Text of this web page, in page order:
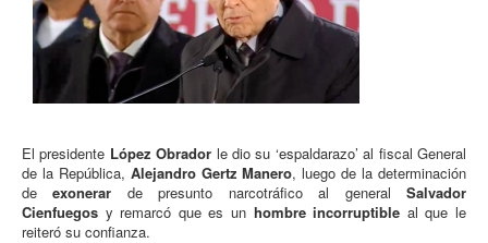
El presidente López Obrador le dio su ‘espaldarazo’ al fiscal General
de la República, Alejandro Gertz Manero, luego de la determinación
deexonerar de presunto narcotráfico al generalSalvador
Cienfuegos y remarcó que es un hombre incorruptible al que le
reiteró su confianza.